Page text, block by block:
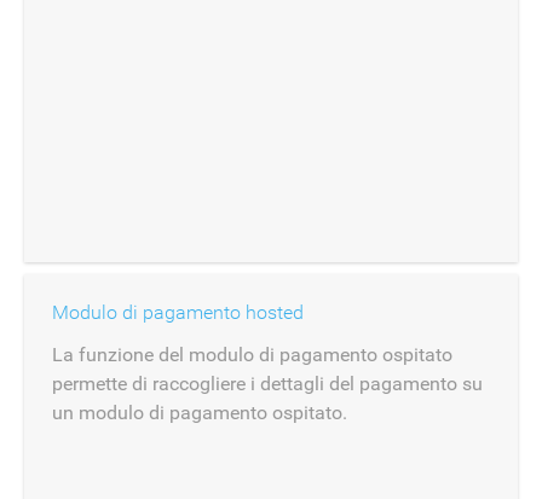
Modulo di pagamento hosted
La funzione del modulo di pagamento ospitato
permette di raccogliere i dettagli del pagamento su
un modulo di pagamento ospitato.